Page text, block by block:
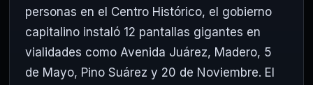
personas en el Centro Histórico, el gobierno
capitalino instaló 12 pantallas gigantes en
vialidades como Avenida Juárez, Madero, 5
de Mayo, Pino Suárez y 20 de Noviembre. El